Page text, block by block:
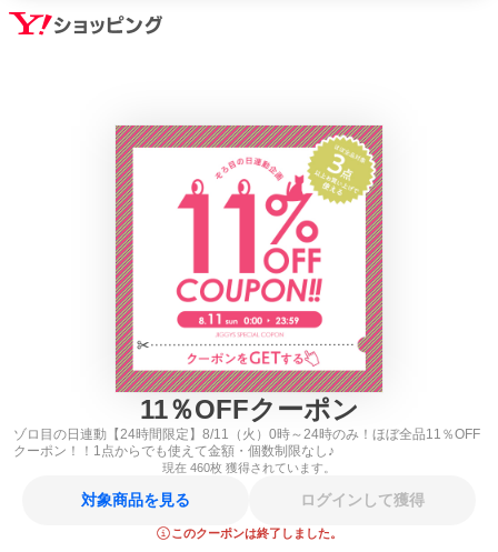
11％OFFクーポン
ゾロ目の日連動【24時間限定】8/11（火）0時～24時のみ！ほぼ全品11％OFF
クーポン！！1点からでも使えて金額・個数制限なし♪
現在 460枚 獲得されています。
対象商品を見る ログインして獲得
このクーポンは終了しました。